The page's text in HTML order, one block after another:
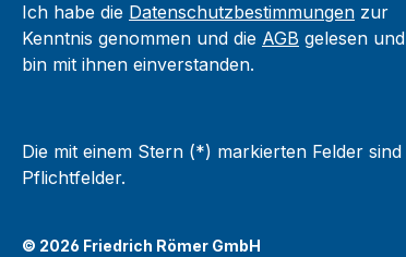
Ich habe die Datenschutzbestimmungen zur
Kenntnis genommen und die AGB gelesen und
bin mit ihnen einverstanden.
Die mit einem Stern (*) markierten Felder sind
Pflichtfelder.
© 2026 Friedrich Römer GmbH